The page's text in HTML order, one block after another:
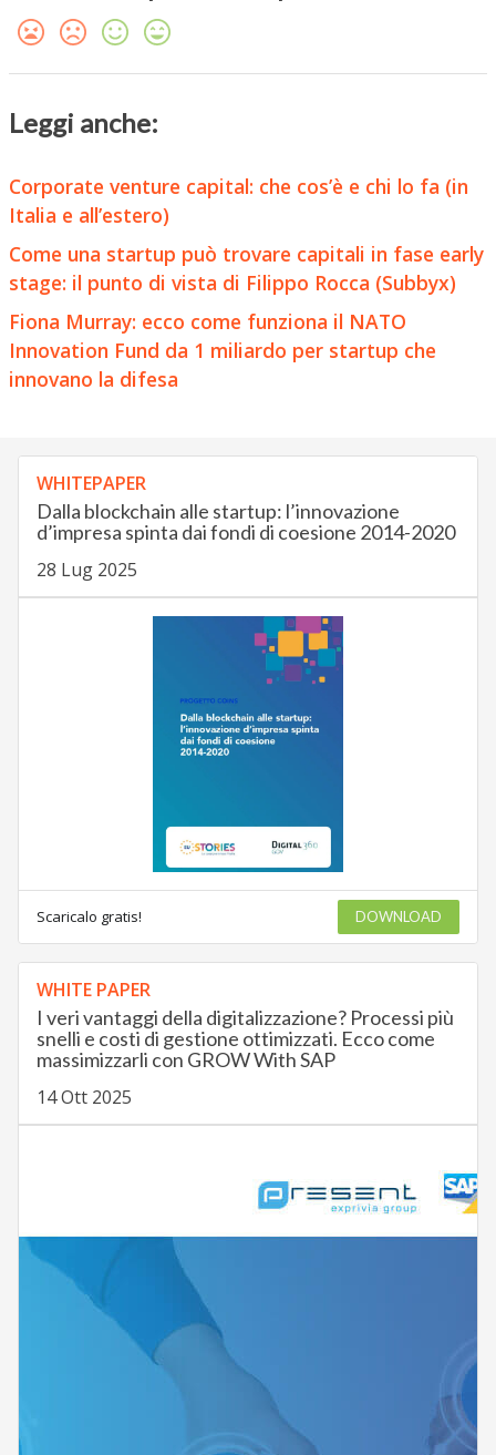
Leggi anche:
Corporate venture capital: che cos’è e chi lo fa (in
Italia e all’estero)
Come una startup può trovare capitali in fase early
stage: il punto di vista di Filippo Rocca (Subbyx)
Fiona Murray: ecco come funziona il NATO
Innovation Fund da 1 miliardo per startup che
innovano la difesa
WHITEPAPER
Dalla blockchain alle startup: l’innovazione
d’impresa spinta dai fondi di coesione 2014-2020
28 Lug 2025
Scaricalo gratis! DOWNLOAD
WHITE PAPER
I veri vantaggi della digitalizzazione? Processi più
snelli e costi di gestione ottimizzati. Ecco come
massimizzarli con GROW With SAP
14 Ott 2025